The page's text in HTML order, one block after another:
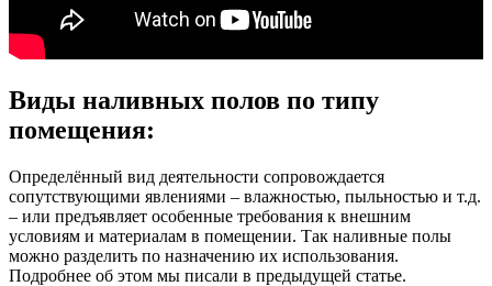
Виды наливных полов по типу
помещения:
Определённый вид деятельности сопровождается
сопутствующими явлениями – влажностью, пыльностью и т.д.
– или предъявляет особенные требования к внешним
условиям и материалам в помещении. Так наливные полы
можно разделить по назначению их использования.
Подробнее об этом мы писали в предыдущей статье.